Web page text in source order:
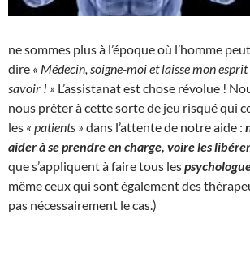
ne sommes plus à l’époque où l’homme
dire « Médecin, soigne-moi et laisse mon
savoir ! » L’assistanat est chose révolue !
nous prêter à cette sorte de jeu risqué qui
les « patients » dans l’attente de notre aide :
aider à se prendre en charge, voire les
que s’appliquent à faire tous les
même ceux qui sont également des
pas nécessairement le cas.)